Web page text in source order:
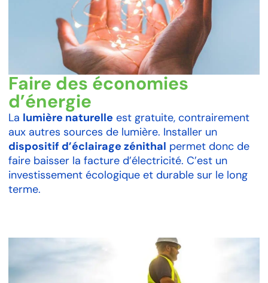
Faire des économies
d’énergie
La lumière naturelle est gratuite, contrairement
aux autres sources de lumière. Installer un
dispositif d’éclairage zénithal permet donc de
faire baisser la facture d’électricité. C’est un
investissement écologique et durable sur le long
terme.